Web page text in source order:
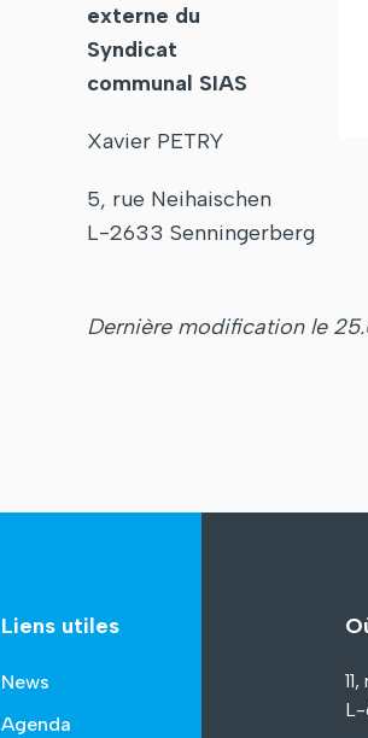
externe du
Syndicat
communal SIAS
Xavier PETRY
5, rue Neihaischen
L-2633 Senningerberg
Dernière modification le
Liens utiles
News
Agenda